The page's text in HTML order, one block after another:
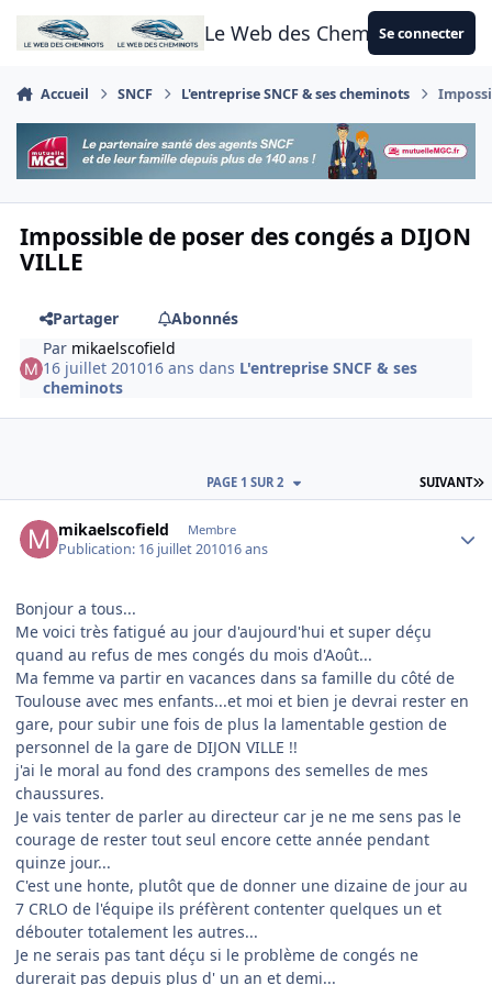
Aller au contenu
Le Web des CheminotsSe connecter
Accueil SNCF L'entreprise SNCF & ses cheminots
Impossible de poser des congés a DIJON
VILLE
Partager
Abonnés
Par mikaelscofield
16 juillet 201016 ans dans L'entreprise SNCF & ses
cheminots
SUIVANT
PAGE 1 SUR 2
mikaelscofield Membre
Publication: 16 juillet 201016 ans
Bonjour a tous...
Me voici très fatigué au jour d'aujourd'hui et super déçu
quand au refus de mes congés du mois d'Août...
Ma femme va partir en vacances dans sa famille du côté de
Toulouse avec mes enfants...et moi et bien je devrai rester en
gare, pour subir une fois de plus la lamentable gestion de
personnel de la gare de DIJON VILLE !!
j'ai le moral au fond des crampons des semelles de mes
chaussures.
Je vais tenter de parler au directeur car je ne me sens pas le
courage de rester tout seul encore cette année pendant
quinze jour...
C'est une honte, plutôt que de donner une dizaine de jour au
7 CRLO de l'équipe ils préfèrent contenter quelques un et
débouter totalement les autres...
Je ne serais pas tant déçu si le problème de congés ne
durerait pas depuis plus d' un an et demi...